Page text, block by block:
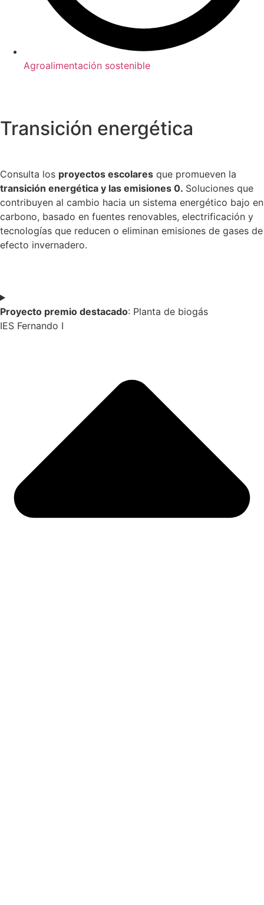
Agroalimentación sostenible
Transición energética
Consulta los proyectos escolares que promueven la
transición energética y las emisiones 0. Soluciones que
contribuyen al cambio hacia un sistema energético bajo en
carbono, basado en fuentes renovables, electrificación y
tecnologías que reducen o eliminan emisiones de gases de
efecto invernadero.
Proyecto premio destacado: Planta de biogás
IES Fernando I